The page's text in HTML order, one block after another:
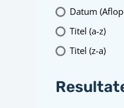
Datum
Titel (a-z)
Titel (z-a)